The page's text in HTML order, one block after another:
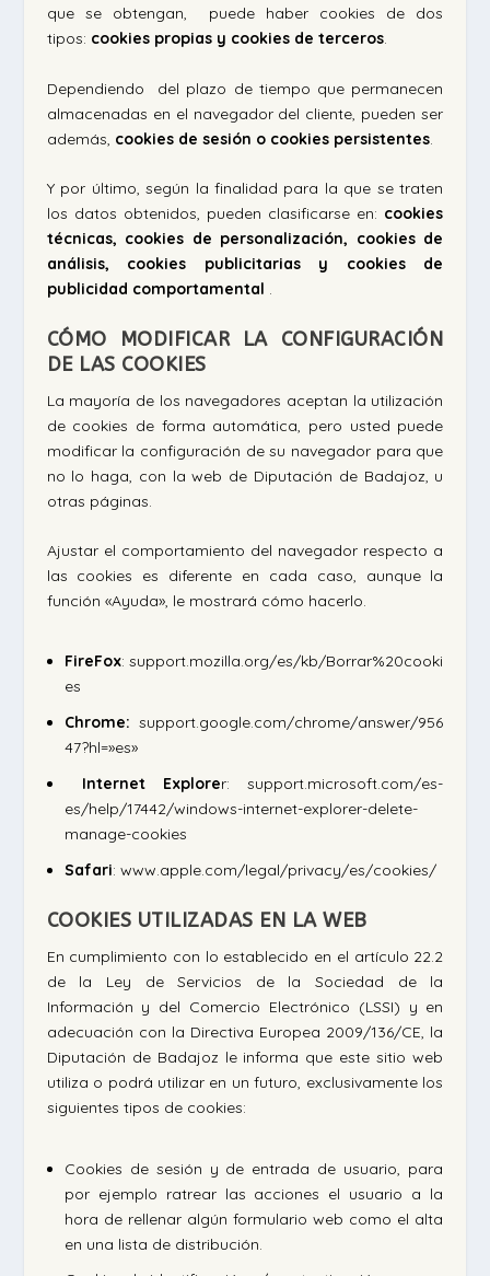
que se obtengan, puede haber cookies de dos
tipos: cookies propias y cookies de terceros.
Dependiendo del plazo de tiempo que permanecen
almacenadas en el navegador del cliente, pueden ser
además, cookies de sesión o cookies persistentes.
Y por último, según la finalidad para la que se traten
los datos obtenidos, pueden clasificarse en: cookies
técnicas, cookies de personalización, cookies de
análisis, cookies publicitarias y cookies de
publicidad comportamental .
CÓMO MODIFICAR LA CONFIGURACIÓN
DE LAS COOKIES
La mayoría de los navegadores aceptan la utilización
de cookies de forma automática, pero usted puede
modificar la configuración de su navegador para que
no lo haga, con la web de Diputación de Badajoz, u
otras páginas.
Ajustar el comportamiento del navegador respecto a
las cookies es diferente en cada caso, aunque la
función «Ayuda», le mostrará cómo hacerlo.
FireFox: support.mozilla.org/es/kb/Borrar%20cooki
es
Chrome: support.google.com/chrome/answer/956
47?hl=»es»
Internet Explorer: support.microsoft.com/es-
es/help/17442/windows-internet-explorer-delete-
manage-cookies
Safari: www.apple.com/legal/privacy/es/cookies/
COOKIES UTILIZADAS EN LA WEB
En cumplimiento con lo establecido en el artículo 22.2
de la Ley de Servicios de la Sociedad de la
Información y del Comercio Electrónico (LSSI) y en
adecuación con la Directiva Europea 2009/136/CE, la
Diputación de Badajoz le informa que este sitio web
utiliza o podrá utilizar en un futuro, exclusivamente los
siguientes tipos de cookies:
Cookies de sesión y de entrada de usuario, para
por ejemplo ratrear las acciones el usuario a la
hora de rellenar algún formulario web como el alta
en una lista de distribución.